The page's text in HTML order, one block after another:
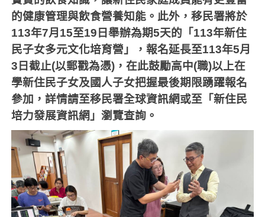
的健康管理與飲食營養知能。此外，移民署將於
113年7月 15至19 日舉辦為期5天的「113年新住
民子女多元文化培育營」，報名延長至113年5月
3 日截止(以郵戳為憑) ，在此鼓勵高中(職)以上在
學新住民子女及國人子女把握最後期限踴躍報名
參加，詳情請至移民署全球資訊網或至「新住民
培力發展資訊網」瀏覽查詢。